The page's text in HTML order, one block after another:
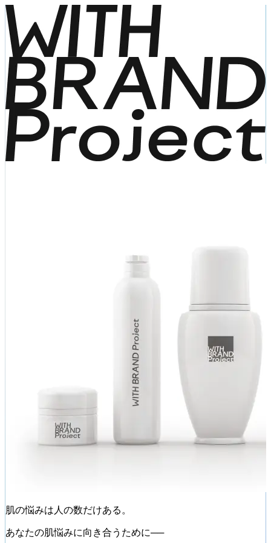
コンテンツに進
む
肌の悩みは人の数だけある。
あなたの肌悩みに向き合うために──